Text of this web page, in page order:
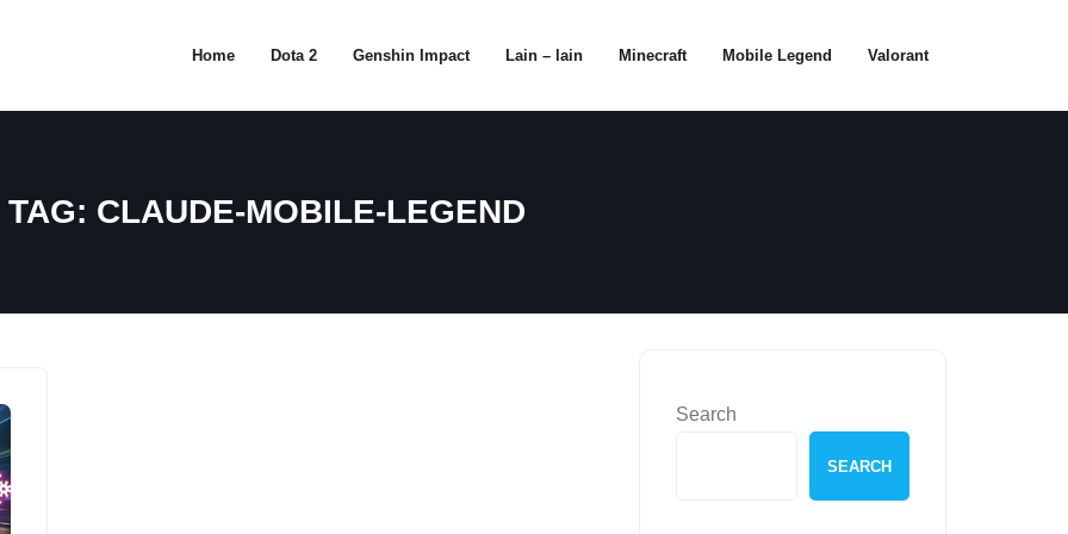
Home Dota 2 Genshin Impact Lain – lain Minecraft Mobile Legend Valorant
TAG: CLAUDE-MOBILE-LEGEND
Search
SEARCH